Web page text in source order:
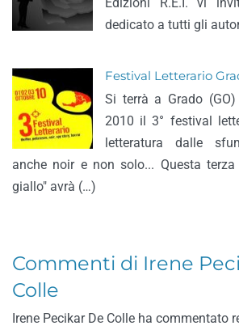
dedicato a tutti gli
Festival Letterario
Si terrà a Grado
2010 il 3° festival
letteratura dalle
anche noir e non solo... Questa
giallo" avrà (…)
Commenti di Irene
Colle
Irene Pecikar De Colle ha commentato